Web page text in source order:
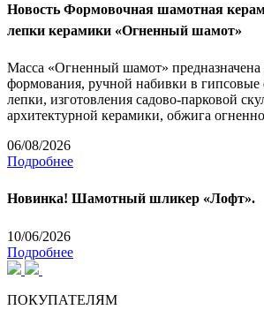
Новость Формовочная шамотная
лепки керамики «Огненный шамот»
Масса «Огненный шамот» предназначена
формования, ручной набивки в
лепки, изготовления садово-парковой
архитектурной керамики, обжига
06/08/2026
Подробнее
Новинка! Шамотный шликер «Лофт».
10/06/2026
Подробнее
ПОКУПАТЕЛЯМ